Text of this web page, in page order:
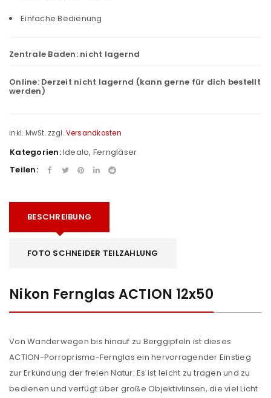
Einfache Bedienung
Zentrale Baden: nicht lagernd
Online: Derzeit nicht lagernd (kann gerne für dich bestellt
werden)
inkl. MwSt. zzgl. Versandkosten
Kategorien:Idealo, Ferngläser
Teilen:
BESCHREIBUNG
FOTO SCHNEIDER TEILZAHLUNG
Nikon Fernglas ACTION 12x50
Von Wanderwegen bis hinauf zu Berggipfeln ist dieses
ACTION-Porroprisma-Fernglas ein hervorragender Einstieg
zur Erkundung der freien Natur. Es ist leicht zu tragen und zu
bedienen und verfügt über große Objektivlinsen, die viel Licht